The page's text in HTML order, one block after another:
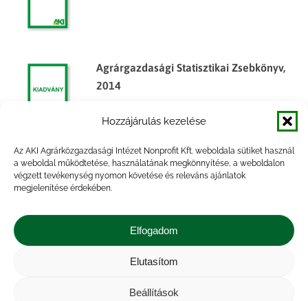
Hozzájárulás kezelése
Az AKI Agrárközgazdasági Intézet Nonprofit Kft. weboldala sütiket használ
a weboldal működtetése, használatának megkönnyítése, a weboldalon
végzett tevékenység nyomon követése és releváns ajánlatok
megjelenítése érdekében.
Elfogadom
Elutasítom
Beállítások
Agrárgazdasági Statisztikai Zsebkönyv,
2014
Agrárgazdasági Statisztikai Zsebkönyv,
2013
Kapcsolat |